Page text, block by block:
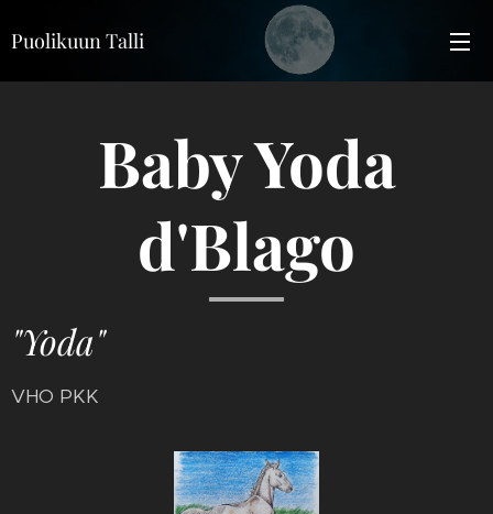
Puolikuun Talli
Baby Yoda
d'Blago
"Yoda"
VHO PKK